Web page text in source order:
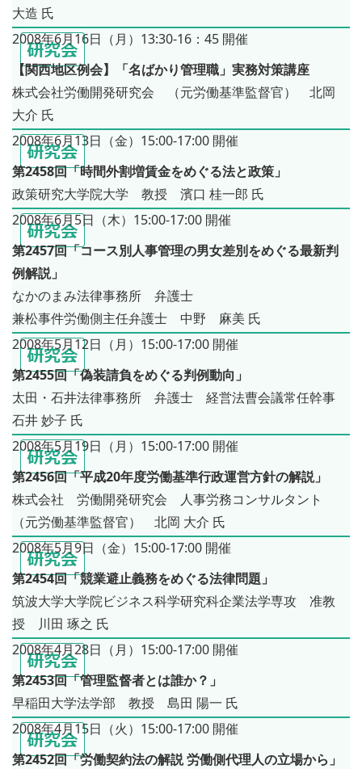
大造 氏
2008年6月16日（月）13:30-16：45 開催
【関西地区例会】「名ばかり管理職」実務対策講座
株式会社労働開発研究会 （元労働基準監督官） 北岡
大介 氏
2008年6月13日（金）15:00-17:00 開催
第2458回「時間外割増賃金をめぐる法と政策」
政策研究大学院大学 教授 濱口 桂一郎 氏
2008年6月5日（木）15:00-17:00 開催
第2457回「コース別人事管理の男女差別をめぐる最新判
例解説」
なかのまみ法律事務所 弁護士
兼松事件労働側主任弁護士 中野 麻美 氏
2008年5月12日（月）15:00-17:00 開催
第2455回「偽装請負をめぐる判例動向」
太田・石井法律事務所 弁護士 経営法曹会議常任幹事
石井 妙子 氏
2008年5月19日（月）15:00-17:00 開催
第2456回「平成20年度労働基準行政運営方針の解説」
株式会社 労働開発研究会 人事労務コンサルタント
（元労働基準監督官） 北岡 大介 氏
2008年5月9日（金）15:00-17:00 開催
第2454回「競業避止義務をめぐる法律問題」
筑波大学大学院ビジネス科学研究科企業法学専攻 准教
授 川田 琢之 氏
2008年4月28日（月）15:00-17:00 開催
第2453回「管理監督者とは誰か？」
早稲田大学法学部 教授 島田 陽一 氏
2008年4月15日（火）15:00-17:00 開催
第2452回「労働契約法の解説 労働側代理人の立場から」